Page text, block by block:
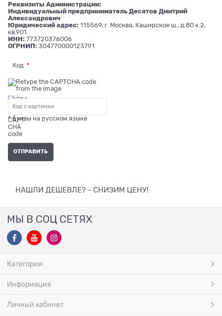
Реквизиты Администрации:
Индивидуальный предприниматель Десятов Дмитрий
Александрович
Юридический адрес: 115569, г. Москва, Каширское ш., д.80 к.2,
кв.901
ИНН: 773720376006
ОГРНИП: 304770000123791
Код
* буквы на русском языке
НАШЛИ ДЕШЕВЛЕ? - СНИЗИМ ЦЕНУ!
МЫ В СОЦ СЕТЯХ
Категории
Информация
Личный кабинет